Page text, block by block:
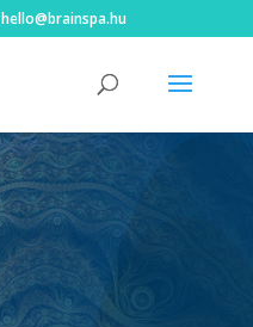
hello@brainspa.hu